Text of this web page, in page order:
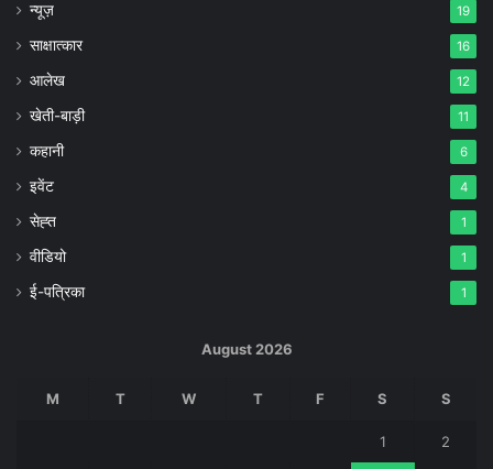
न्यूज़ 19
साक्षात्कार 16
आलेख 12
खेती-बाड़ी 11
कहानी 6
इवेंट 4
सेह्त 1
वीडियो 1
ई-पत्रिका 1
August 2026
M T W T F S S
1 2